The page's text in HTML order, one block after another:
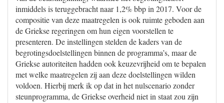
inmiddels is teruggebracht naar 1,2% bbp in 2017. Voor de
compositie van deze maatregelen is ook ruimte geboden aan
de Griekse regeringen om hun eigen voorstellen te
presenteren. De instellingen stelden de kaders van de
begrotingsdoelstellingen binnen de programma’s, maar de
Griekse autoriteiten hadden ook keuzevrijheid om te bepalen
met welke maatregelen zij aan deze doelstellingen wilden
voldoen. Hierbij merk ik op dat in het nulscenario zonder
steunprogramma, de Griekse overheid niet in staat zou zijn